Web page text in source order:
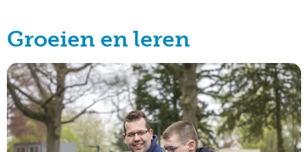
Groeien en leren